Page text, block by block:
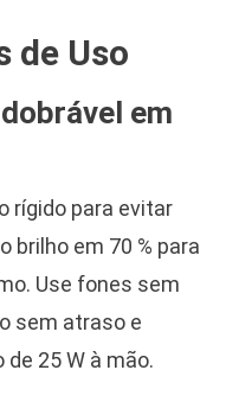
de Uso
em
rígido para evitar
brilho em 70 % para
Use fones sem
sem atraso e
25 W à mão.